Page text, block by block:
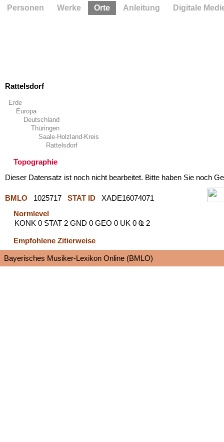
Rattelsdorf
Erde
Europa
Deutschland
Thüringen
Saale-Holzland-Kreis
Rattelsdorf
Topographie
Dieser Datensatz ist noch nicht bearbeitet. Bitte haben Sie noch
BMLO 1025717 STAT ID
XADE16074071
Normlevel
KONK 0 STAT 2 GND 0 GEO 0 UK 0 Ҩ 2
Empfohlene Zitierweise
Bayerisches Musiker-Lexikon Online (BMLO)
Personen Werke Orte Anleitung Digitale